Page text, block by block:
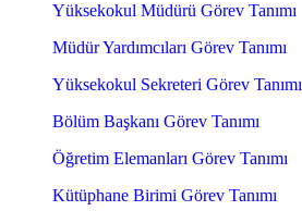
Yüksekokul Müdürü Görev Tanımı
Müdür Yardımcıları Görev Tanımı
Yüksekokul Sekreteri Görev Tanımı
Bölüm Başkanı Görev Tanımı
Öğretim Elemanları Görev Tanımı
Kütüphane Birimi Görev Tanımı